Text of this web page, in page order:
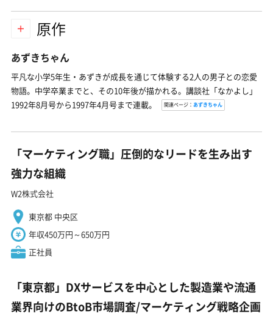
原作
あずきちゃん
平凡な小学5年生・あずきが成長を通じて体験する2人の男子との恋愛
物語。中学卒業までと、その10年後が描かれる。講談社「なかよし」
1992年8月号から1997年4月号まで連載。
関連ページ： あずきちゃん
「マーケティング職」圧倒的なリードを生み出す
強力な組織
W2株式会社
東京都 中央区
年収450万円～650万円
正社員
「東京都」DXサービスを中心とした製造業や流通
業界向けのBtoB市場調査/マーケティング戦略企画